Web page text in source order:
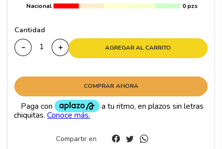
Nacional
0 pzs
Cantidad
＋
－ AGREGAR AL CARRITO
COMPRAR AHORA
Compartir en